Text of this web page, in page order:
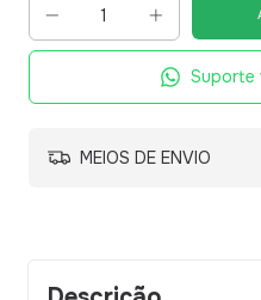
Suporte
MEIOS DE ENVIO